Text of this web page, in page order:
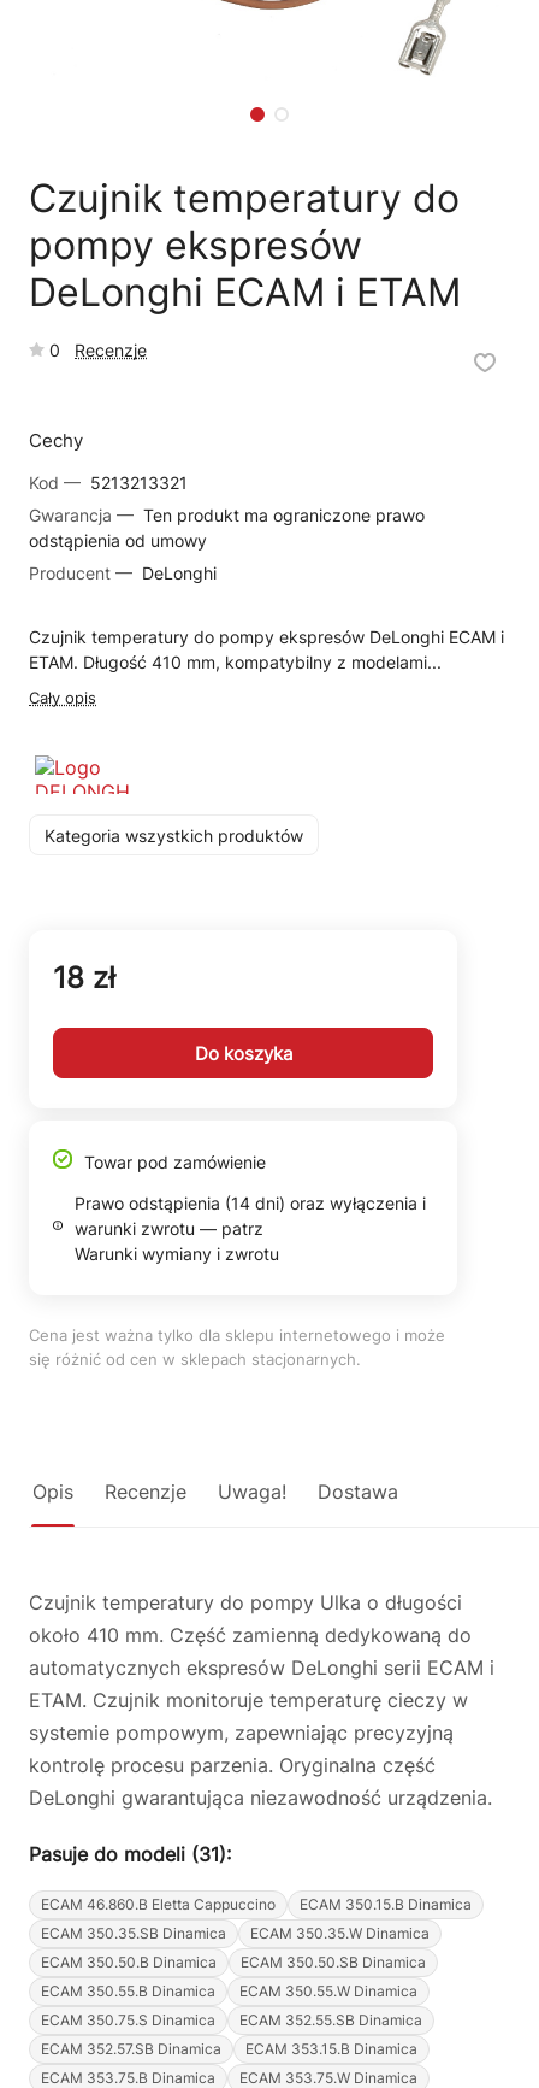
Czujnik temperatury do
pompy ekspresów
DeLonghi ECAM i ETAM
0 Recenzje
Cechy
Kod — 5213213321
Gwarancja — Ten produkt ma ograniczone prawo
odstąpienia od umowy
Producent — DeLonghi
Czujnik temperatury do pompy ekspresów DeLonghi ECAM i
ETAM. Długość 410 mm, kompatybilny z modelami...
Cały opis
Kategoria wszystkich produktów
18 zł
Do koszyka
Towar pod zamówienie
Prawo odstąpienia (14 dni) oraz wyłączenia i
warunki zwrotu — patrz
Warunki wymiany i zwrotu
Cena jest ważna tylko dla sklepu internetowego i może
się różnić od cen w sklepach stacjonarnych.
Opis Recenzje Uwaga! Dostawa
Czujnik temperatury do pompy Ulka o długości
około 410 mm. Część zamienną dedykowaną do
automatycznych ekspresów DeLonghi serii ECAM i
ETAM. Czujnik monitoruje temperaturę cieczy w
systemie pompowym, zapewniając precyzyjną
kontrolę procesu parzenia. Oryginalna część
DeLonghi gwarantująca niezawodność urządzenia.
Pasuje do modeli (31):
ECAM 46.860.B Eletta Cappuccino
ECAM 350.15.B Dinamica
ECAM 350.35.SB Dinamica
ECAM 350.35.W Dinamica
ECAM 350.50.B Dinamica
ECAM 350.50.SB Dinamica
ECAM 350.55.B Dinamica
ECAM 350.55.W Dinamica
ECAM 350.75.S Dinamica
ECAM 352.55.SB Dinamica
ECAM 352.57.SB Dinamica
ECAM 353.15.B Dinamica
ECAM 353.75.B Dinamica
ECAM 353.75.W Dinamica
Reklamacja towaru